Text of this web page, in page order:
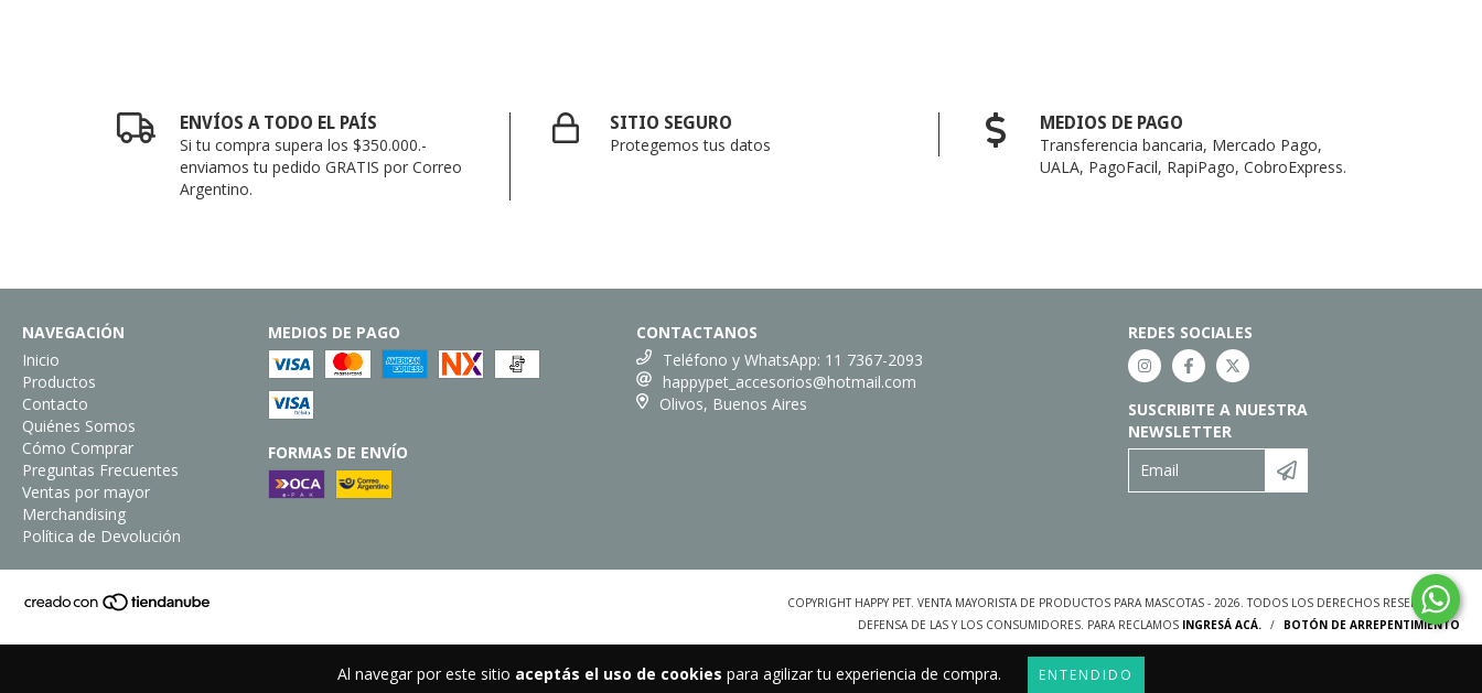
Al navegar por este sitio aceptás el uso de cookies para agilizar tu experiencia de compra. ENTENDIDO
ENVÍOS A TODO EL PAÍS
Si tu compra supera los $350.000.-
enviamos tu pedido GRATIS por Correo
Argentino.
SITIO SEGURO
Protegemos tus datos
MEDIOS DE PAGO
Transferencia bancaria, Mercado Pago,
UALA, PagoFacil, RapiPago, CobroExpress.
NAVEGACIÓN
Inicio
Productos
Contacto
Quiénes Somos
Cómo Comprar
Preguntas Frecuentes
Ventas por mayor
Merchandising
Política de Devolución
MEDIOS DE PAGO
FORMAS DE ENVÍO
CONTACTANOS
Teléfono y WhatsApp: 11 7367-2093
happypet_accesorios@hotmail.com
Olivos, Buenos Aires
REDES SOCIALES
SUSCRIBITE A NUESTRA
NEWSLETTER
COPYRIGHT HAPPY PET. VENTA MAYORISTA DE PRODUCTOS PARA MASCOTAS - 2026. TODOS LOS DERECHOS RESERVADOS.
DEFENSA DE LAS Y LOS CONSUMIDORES. PARA RECLAMOS INGRESÁ ACÁ. / BOTÓN DE ARREPENTIMIENTO